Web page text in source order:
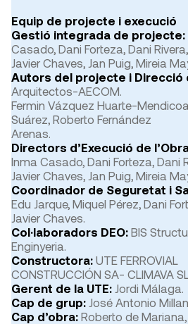
Equip de projecte i execució
Gestió integrada de projecte:
Casado, Dani Forteza, Dani
Javier Chaves, Jan Puig, Mireia
Autors del projecte i Direcció
Arquitectos-AECOM.
Fermin Vázquez Huarte-
Suárez, Roberto Fernández
Arenas.
Directors d’Execució de
Inma Casado, Dani Forteza, Dani
Javier Chaves, Jan Puig, Mireia
Coordinador de Seguretat i
Edu Jarque, Miquel Pérez, Dani
Javier Chaves.
Col·laboradors DEO: BIS
Enginyeria.
Constructora: UTE FERROVIAL
CONSTRUCCIÓN SA- CLIMAVA SL.
Gerent de la UTE: Jordi Málaga.
Cap de grup: José Antonio Millan.
Cap d’obra: Roberto de Mariana,